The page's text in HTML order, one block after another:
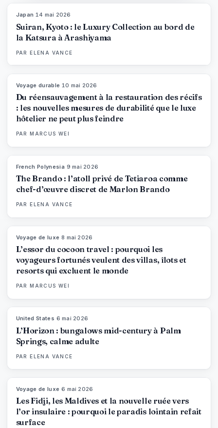
Japan ·14 mai 2026
Suiran, Kyoto : le Luxury Collection au bord de
la Katsura à Arashiyama
PAR ELENA VANCE
Voyage durable ·10 mai 2026
Du réensauvagement à la restauration des récifs
: les nouvelles mesures de durabilité que le luxe
hôtelier ne peut plus feindre
PAR MARCUS WEI
French Polynesia 9 mai 2026
The Brando : l’atoll privé de Tetiaroa comme
chef-d’œuvre discret de Marlon Brando
PAR ELENA VANCE
Voyage de luxe ·8 mai 2026
L’essor du cocoon travel : pourquoi les
voyageurs fortunés veulent des villas, îlots et
resorts qui excluent le monde
PAR MARCUS WEI
United States 6 mai 2026
L’Horizon : bungalows mid-century à Palm
Springs, calme adulte
PAR ELENA VANCE
Voyage de luxe ·6 mai 2026
Les Fidji, les Maldives et la nouvelle ruée vers
l’or insulaire : pourquoi le paradis lointain refait
surface